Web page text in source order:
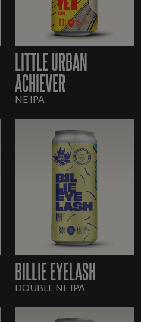
LITTLE URBAN
ACHIEVER
NE IPA
BILLIE EYELASH
DOUBLE NE IPA